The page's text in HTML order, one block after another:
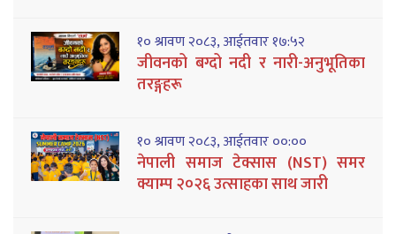
१० श्रावण २०८३, आईतवार १७:५२
जीवनको बग्दो नदी र नारी-अनुभूतिका
तरङ्गहरू
१० श्रावण २०८३, आईतवार ००:००
नेपाली समाज टेक्सास (NST) समर
क्याम्प २०२६ उत्साहका साथ जारी